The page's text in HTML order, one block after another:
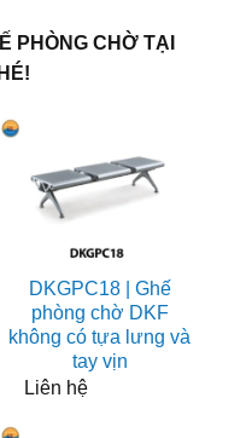
PHÒNG CHỜ TẠI
DKGPC18 | Ghế
phòng chờ DKF
không có tựa lưng và
tay vịn
Liên hệ